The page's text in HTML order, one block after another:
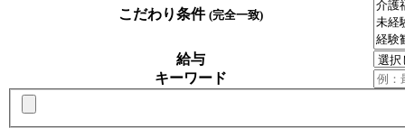
こだわり条件 (完全一致)
給与
キーワード